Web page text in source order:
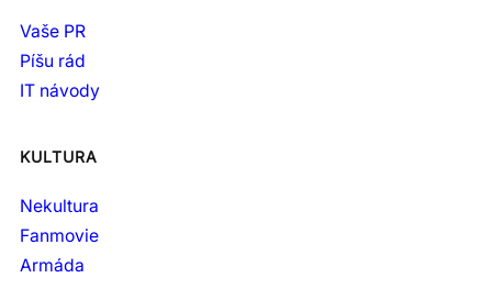
Vaše PR
Píšu rád
IT návody
KULTURA
Nekultura
Fanmovie
Armáda